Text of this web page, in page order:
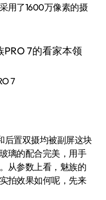
用了1600万像素的摄
7
后置双摄均被副屏这块
璃的配合完美，用手
从参数上看，魅族的
拍效果如何呢，先来